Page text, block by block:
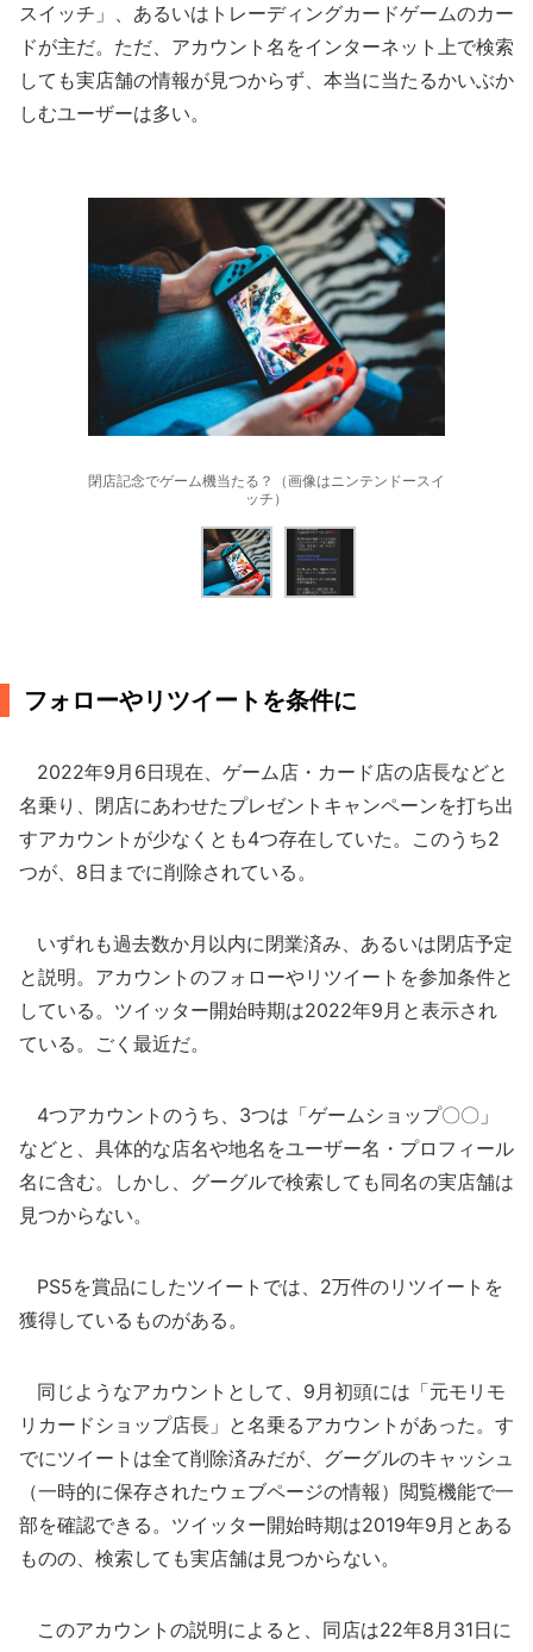
スイッチ」、あるいはトレーディングカードゲームのカー
ドが主だ。ただ、アカウント名をインターネット上で検索
しても実店舗の情報が見つからず、本当に当たるかいぶか
しむユーザーは多い。
閉店記念でゲーム機当たる？（画像はニンテンドースイ
ッチ）
フォローやリツイートを条件に
2022年9月6日現在、ゲーム店・カード店の店長などと
名乗り、閉店にあわせたプレゼントキャンペーンを打ち出
すアカウントが少なくとも4つ存在していた。このうち2
つが、8日までに削除されている。
いずれも過去数か月以内に閉業済み、あるいは閉店予定
と説明。アカウントのフォローやリツイートを参加条件と
している。ツイッター開始時期は2022年9月と表示され
ている。ごく最近だ。
4つアカウントのうち、3つは「ゲームショップ〇〇」
などと、具体的な店名や地名をユーザー名・プロフィール
名に含む。しかし、グーグルで検索しても同名の実店舗は
見つからない。
PS5を賞品にしたツイートでは、2万件のリツイートを
獲得しているものがある。
同じようなアカウントとして、9月初頭には「元モリモ
リカードショップ店長」と名乗るアカウントがあった。す
でにツイートは全て削除済みだが、グーグルのキャッシュ
（一時的に保存されたウェブページの情報）閲覧機能で一
部を確認できる。ツイッター開始時期は2019年9月とある
ものの、検索しても実店舗は見つからない。
このアカウントの説明によると、同店は22年8月31日に